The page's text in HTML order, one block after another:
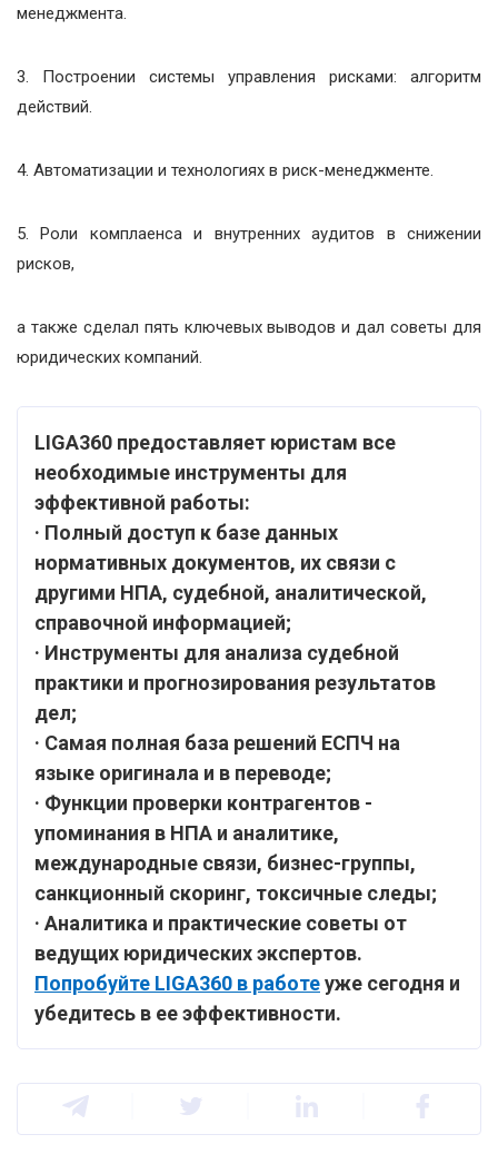
менеджмента.
3. Построении системы управления рисками: алгоритм
действий.
4. Автоматизации и технологиях в риск-менеджменте.
5. Роли комплаенса и внутренних аудитов в снижении
рисков,
а также сделал пять ключевых выводов и дал советы для
юридических компаний.
LIGA360 предоставляет юристам все
необходимые инструменты для
эффективной работы:
· Полный доступ к базе данных
нормативных документов, их связи с
другими НПА, судебной, аналитической,
справочной информацией;
· Инструменты для анализа судебной
практики и прогнозирования результатов
дел;
· Самая полная база решений ЕСПЧ на
языке оригинала и в переводе;
· Функции проверки контрагентов -
упоминания в НПА и аналитике,
международные связи, бизнес-группы,
санкционный скоринг, токсичные следы;
· Аналитика и практические советы от
ведущих юридических экспертов.
Попробуйте LIGA360 в работеуже сегодня и
убедитесь в ее эффективности.